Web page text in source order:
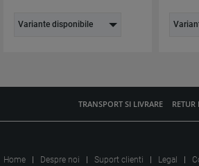
Variante disponibile
TRANSPORT SI LIVRARE RETUR
Home Despre noi Suport clienti Legal